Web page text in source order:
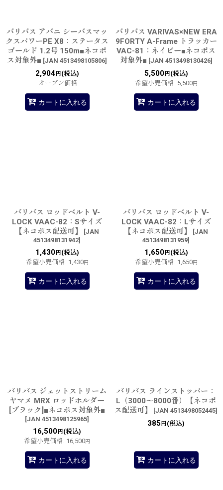
バリバス アバニ シーバスマッ
クスパワーPE X8：ステータス
ゴールド 1.2号 150m■ネコポ
ス対象外■ [JAN 4513498105806]
2,904円(税込)
オープン価格
カートに入れる
バリバス VARIVAS×NEW ERA
9FORTY A-Frame トラッカー
VAC-81：ネイビー■ネコポス
対象外■ [JAN 4513498130426]
5,500円(税込)
希望小売価格: 5,500円
カートに入れる
バリバス ロッドベルト V-
LOCK VAAC-82：Sサイズ
【ネコポス配送可】
[JAN
4513498131942]
1,430円(税込)
希望小売価格: 1,430円
カートに入れる
バリバス ロッドベルト V-
LOCK VAAC-82：Lサイズ
【ネコポス配送可】
[JAN
4513498131959]
1,650円(税込)
希望小売価格: 1,650円
カートに入れる
バリバス ジェットストリーム
ヤマメ MRX ロッドホルダー
[ブラック]■ネコポス対象外■
[JAN 4513498125965]
16,500 円(税込)
希望小売価格: 16,500円
カートに入れる
バリバス ラインストッパー：
L（3000〜8000番）【ネコポ
ス配送可】
[JAN 4513498052445]
385 円(税込)
カートに入れる